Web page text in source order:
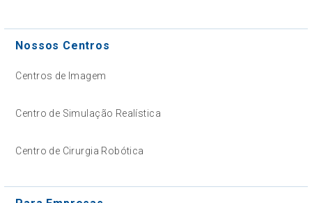
Nossos Centros
Centros de Imagem
Centro de Simulação Realística
Centro de Cirurgia Robótica